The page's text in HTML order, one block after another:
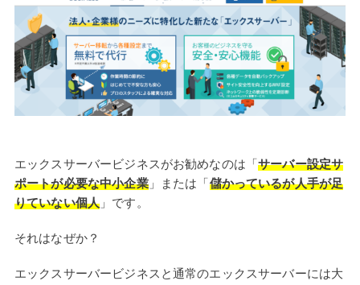
エックスサーバービジネスがお勧めなのは「サーバー設定サ
ポートが必要な中小企業」または「儲かっているが人手が足
りていない個人 」です。
それはなぜか？
エックスサーバービジネスと通常のエックスサーバーには大